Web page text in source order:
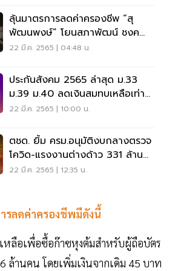
ลุ้นมาตรการลดค่าครองชีพ “สุ
พัฒนพงษ์” โยนสภาพัฒน์ ชงค
รม.เอง
22 มี.ค. 2565 | 04:48 น.
ประกันสังคม 2565 ล่าสุด ม.33
ม.39 ม.40 ลดเงินสมทบเหลือเท่า
ไหร่ มีผลวันไหน
22 มี.ค. 2565 | 10:00 น.
ตชด. ยิ้ม ครม.อนุมัติงบกลางตรวจ
โควิด-แรงงานต่างด้าว 331 ล้าน
บาท
22 มี.ค. 2565 | 12:35 น.
รลดค่าครองชีพมีดังนี้
หลือเพื่อซื้อก๊าซหุงต้มสำหรับผู้ถือบัตร
ล้านคน โดยเพิ่มเงินจากเดิม 45 บาท